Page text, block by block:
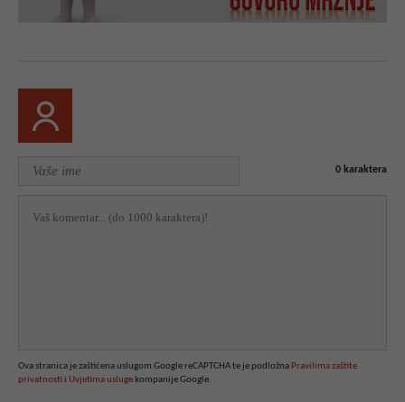
0 karaktera
Ova stranica je zaštićena uslugom Google reCAPTCHA te je podložna Pravilima zaštite
privatnosti i Uvjetima usluge kompanije Google.